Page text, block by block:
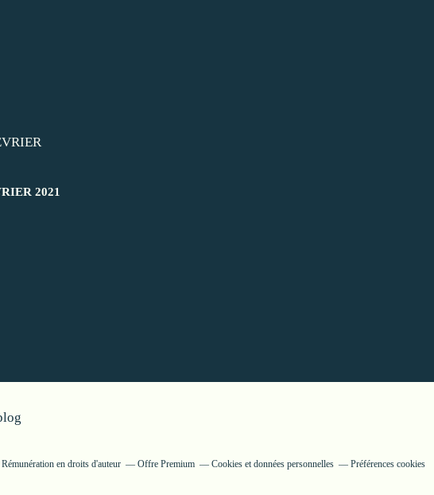
2021
Rémunération en droits d'auteur Offre Premium Cookies et données personnelles Préférences cookies